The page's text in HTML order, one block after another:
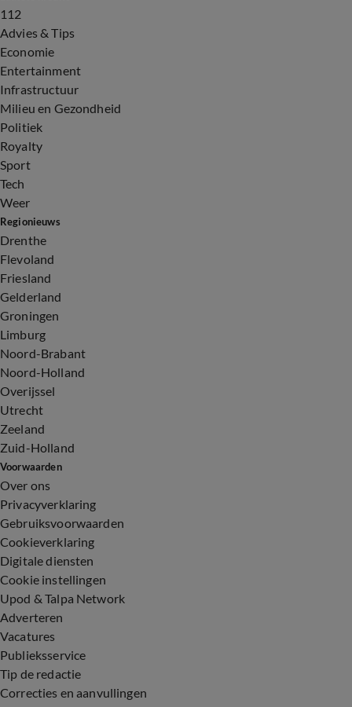
112
Advies & Tips
Economie
Entertainment
Infrastructuur
Milieu en Gezondheid
Politiek
Royalty
Sport
Tech
Weer
Regionieuws
Drenthe
Flevoland
Friesland
Gelderland
Groningen
Limburg
Noord-Brabant
Noord-Holland
Overijssel
Utrecht
Zeeland
Zuid-Holland
Voorwaarden
Over ons
Privacyverklaring
Gebruiksvoorwaarden
Cookieverklaring
Digitale diensten
Cookie instellingen
Upod & Talpa Network
Adverteren
Vacatures
Publieksservice
Tip de redactie
Correcties en aanvullingen